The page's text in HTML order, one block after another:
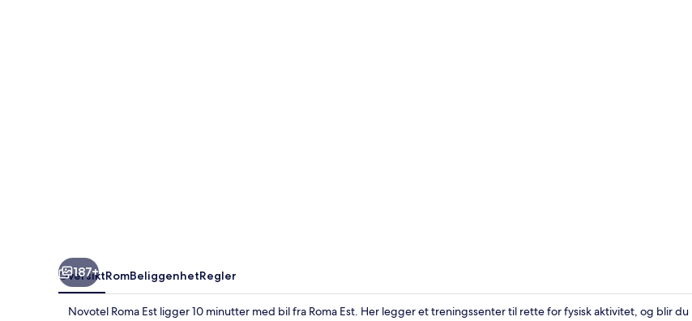
187+
OversiktRomBeliggenhetRegler
Novotel Roma Est ligger 10 minutter med bil fra Roma Est. Her legger et treningssenter til rette for fysisk aktivitet, og blir du